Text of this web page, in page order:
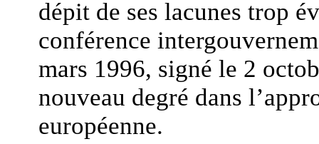
dépit de ses lacunes trop
conférence
mars 1996, signé le 2
nouveau degré dans
européenne.